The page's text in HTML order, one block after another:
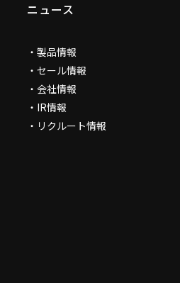
ニュース
製品情報
セール情報
会社情報
IR情報
リクルート情報